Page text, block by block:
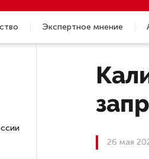
Экспертное мнение
26 мая